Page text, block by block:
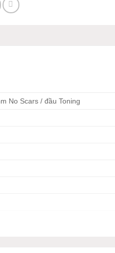
No Scars / đầu Toning